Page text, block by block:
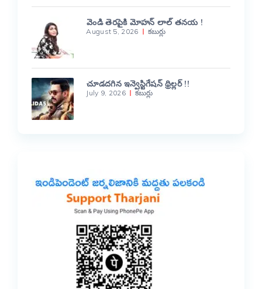
వెండి తెరపైకి మోహన్ లాల్ తనయ !
August 5, 2026 కబుర్లు
చూడదగిన ఇన్వెస్టిగేషన్ థ్రిల్లర్ !!
July 9, 2026 కబుర్లు